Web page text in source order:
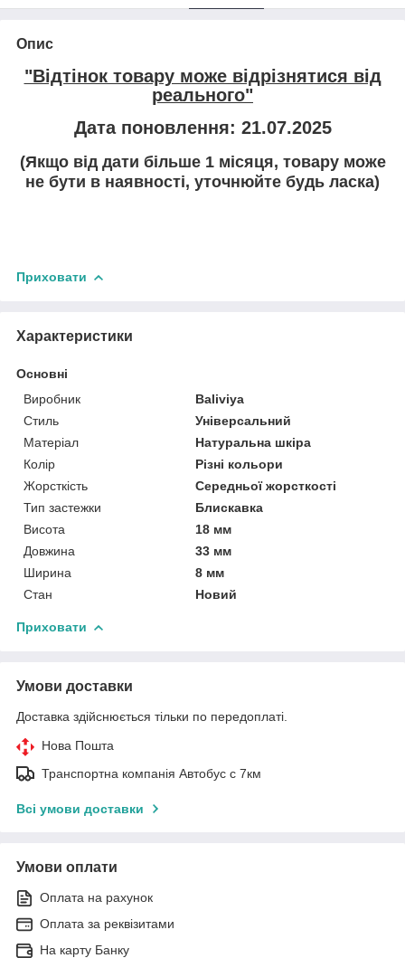
Опис
"Відтінок товару може відрізнятися від
реального"
Дата поновлення: 21.07.2025
(Якщо від дати більше 1 місяця, товару може
не бути в наявності, уточнюйте будь ласка)
Приховати
Характеристики
Основні
Виробник
Baliviya
Стиль
Універсальний
Матеріал
Натуральна шкіра
Колір
Різні кольори
Жорсткість
Середньої жорсткості
Тип застежки
Блискавка
Висота
18 мм
Довжина
33 мм
Ширина
8 мм
Стан
Новий
Приховати
Умови доставки
Доставка здійснюється тільки по передоплаті.
Нова Пошта
Транспортна компанія Автобус с 7км
Всі умови доставки
Умови оплати
Оплата на рахунок
Оплата за реквізитами
На карту Банку